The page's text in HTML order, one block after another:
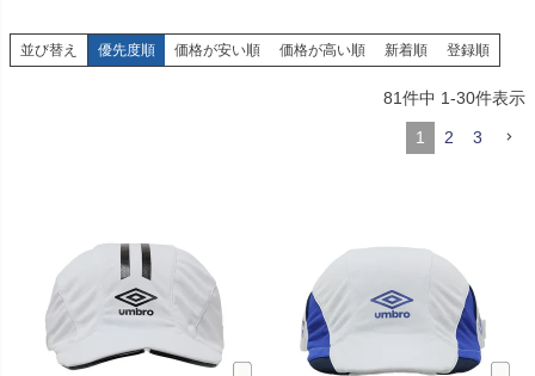
並び替え 優先度順 価格が安い順 価格が高い順 新着順 登録順
81件中 1-30件表示
1 2 3